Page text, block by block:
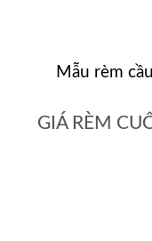
Mẫu rèm
GIÁ RÈM